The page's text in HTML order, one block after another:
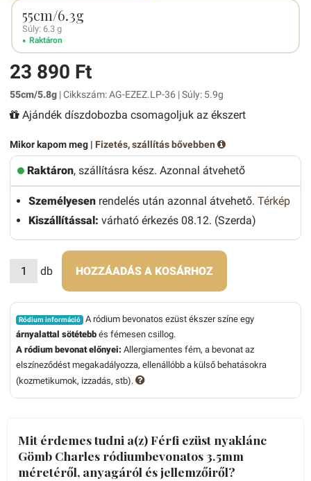
55cm/6.3g
Súly: 6.3 g
Raktáron
23 890 Ft
55cm/5.8g | Cikkszám: AG-EZEZ.LP-36 | Súly: 5.9g
Ajándék díszdobozba csomagoljuk az ékszert
Mikor kapom meg | Fizetés, szállítás bővebben
Raktáron, szállításra kész. Azonnal átvehető
Személyesen rendelés után azonnal átvehető. Térkép
Kiszállítással: várható érkezés 08.12. (Szerda)
db HOZZÁADÁS A KOSÁRHOZ
Ródium információ A ródium bevonatos ezüst ékszer színe egy
árnyalattal sötétebb és fémesen csillog.
A ródium bevonat előnyei: Allergiamentes fém, a bevonat az
elszíneződést megakadályozza, ellenállóbb a külső behatásokra
(kozmetikumok, izzadás, stb).
Mit érdemes tudni a(z) Férfi ezüst nyaklánc
Gömb Charles ródiumbevonatos 3.5mm
méretéről, anyagáról és jellemzőiről?